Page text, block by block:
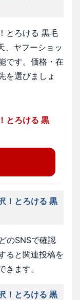
とろける 黒毛
、ヤフーショッ
です。価格・在
を選びましょ
とろける 黒
！とろける 黒
のSNSで確認
ると関連投稿を
ます。
！とろける 黒